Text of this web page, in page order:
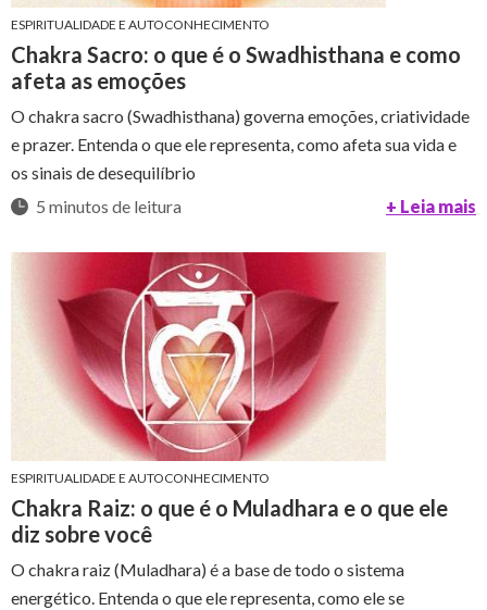
ESPIRITUALIDADE E AUTOCONHECIMENTO
Chakra Sacro: o que é o Swadhisthana e como
afeta as emoções
O chakra sacro (Swadhisthana) governa emoções, criatividade
e prazer. Entenda o que ele representa, como afeta sua vida e
os sinais de desequilíbrio
5 minutos de leitura
+ Leia mais
ESPIRITUALIDADE E AUTOCONHECIMENTO
Chakra Raiz: o que é o Muladhara e o que ele
diz sobre você
O chakra raiz (Muladhara) é a base de todo o sistema
energético. Entenda o que ele representa, como ele se